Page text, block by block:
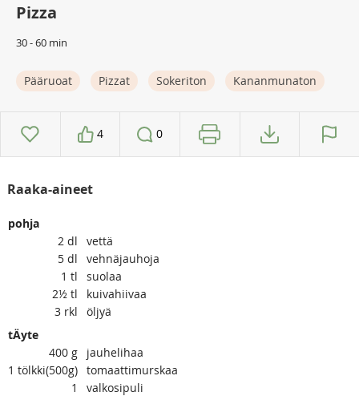
Pizza
30 - 60 min
Pääruoat Pizzat Sokeriton Kananmunaton
4 0
Raaka-aineet
pohja
2 dl
vettä
5 dl
vehnäjauhoja
1 tl
suolaa
2½ tl
kuivahiivaa
3 rkl
öljyä
tÄyte
400 g
jauhelihaa
1 tölkki(500g) tomaattimurskaa
1
valkosipuli